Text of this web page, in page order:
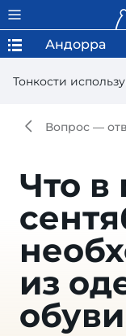
Тонкости
Андорра
Вопрос —
Что в
из